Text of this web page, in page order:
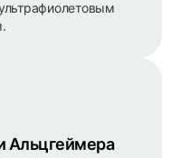
Альцгеймера